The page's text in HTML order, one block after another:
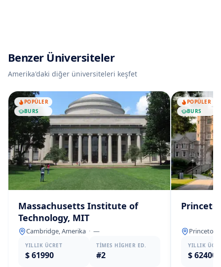
Benzer Üniversiteler
Amerika'daki diğer üniversiteleri keşfet
POPÜLER
BURS
Massachusetts Institute of
Technology, MIT
Cambridge, Amerika · —
YILLIK ÜCRET
$ 61990
TIMES HIGHER ED.
#2
POPÜLER
BURS
Princeton,
YILLIK
$ 62400